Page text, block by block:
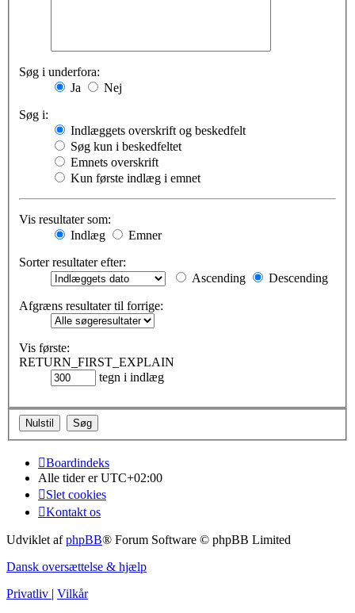
Søg i underfora:
Ja
Nej
Søg i:
Indlæggets overskrift og beskedfelt
Søg kun i beskedfeltet
Emnets overskrift
Kun første indlæg i emnet
Vis resultater som:
Indlæg
Emner
Sorter resultater efter:
Ascending
Descending
Afgræns resultater til forrige:
Vis første:
RETURN_FIRST_EXPLAIN
tegn i indlæg
Boardindeks
Alle tider erUTC+02:00
Slet cookies
Kontakt os
Udviklet afphpBB® Forum Software © phpBB Limited
Dansk oversættelse & hjælp
Privatliv | Vilkår